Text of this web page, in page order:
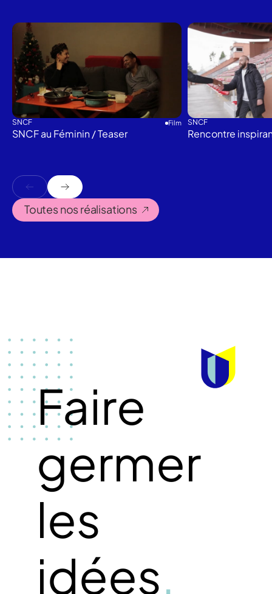
SNCF Film
SNCF au Féminin / Teaser
SNCF
Rencontre
Toutes nos réalisations
Faire
germer
les
idées.